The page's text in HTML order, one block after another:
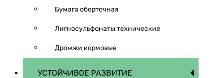
Бумага оберточная
Лигносульфонаты технические
Дрожжи кормовые
УСТОЙЧИВОЕ РАЗВИТИЕ